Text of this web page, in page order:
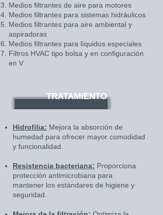
Medios filtrantes de aire para motores
Medios filtrantes para sistemas hidráulicos
Medios filtrantes para aire ambiental y
aspiradoras
Medios filtrantes para líquidos especiales
Filtros HVAC tipo bolsa y en configuración
en V
TRATAMIENTO
Hidrofilia: Mejora la absorción de
humedad para ofrecer mayor comodidad
y funcionalidad.
Resistencia bacteriana: Proporciona
protección antimicrobiana para
mantener los estándares de higiene y
seguridad.